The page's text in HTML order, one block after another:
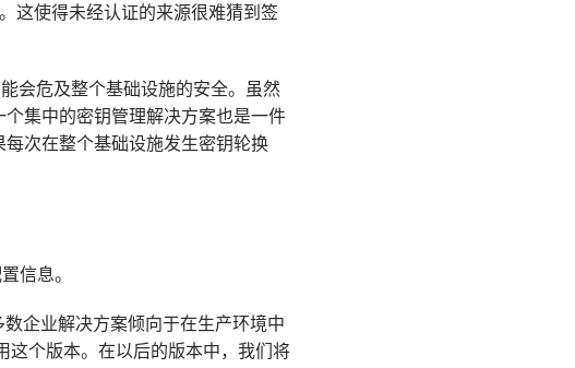
这使得未经认证的来源很难猜到签
会危及整个基础设施的安全。虽然
个集中的密钥管理解决方案也是一件
次在整个基础设施发生密钥轮换
信息。
企业解决方案倾向于在生产环境中
这个版本。在以后的版本中，我们将